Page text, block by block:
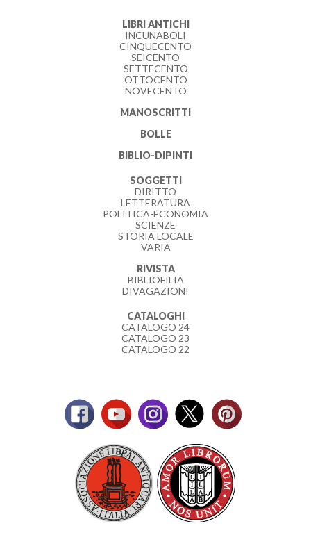
LIBRI ANTICHI
INCUNABOLI
CINQUECENTO
SEICENTO
SETTECENTO
OTTOCENTO
NOVECENTO
MANOSCRITTI
BOLLE
BIBLIO-DIPINTI
SOGGETTI
DIRITTO
LETTERATURA
POLITICA-ECONOMIA
SCIENZE
STORIA LOCALE
VARIA
RIVISTA
BIBLIOFILIA
DIVAGAZIONI
CATALOGHI
CATALOGO 24
CATALOGO 23
CATALOGO 22